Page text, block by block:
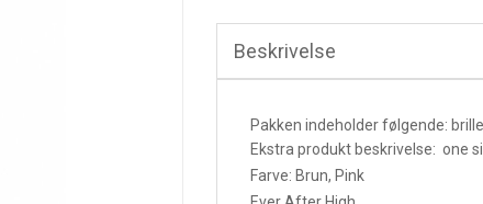
Beskrivelse
Pakken indeholder følgende:
Ekstra produkt beskrivelse: one
Farve: Brun, Pink